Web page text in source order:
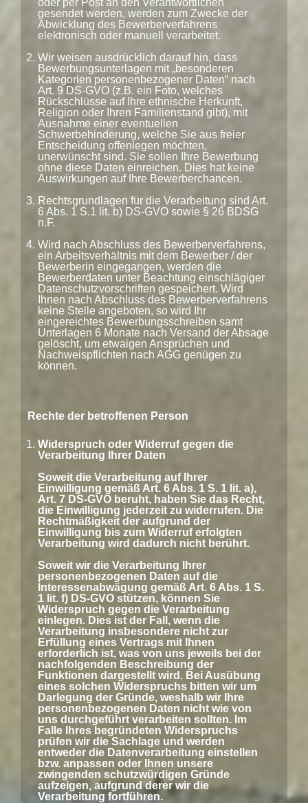
oder per Post an den Verantwortlichen
gesendet werden, werden zum Zwecke der
Abwicklung des Bewerberverfahrens
elektronisch oder manuell verarbeitet.
Wir weisen ausdrücklich darauf hin, dass
Bewerbungsunterlagen mit „besonderen
Kategorien personenbezogener Daten“ nach
Art. 9 DS-GVO (z.B. ein Foto, welches
Rückschlüsse auf Ihre ethnische Herkunft,
Religion oder Ihren Familienstand gibt), mit
Ausnahme einer eventuellen
Schwerbehinderung, welche Sie aus freier
Entscheidung offenlegen möchten,
unerwünscht sind. Sie sollen Ihre Bewerbung
ohne diese Daten einreichen. Dies hat keine
Auswirkungen auf Ihre Bewerberchancen.
Rechtsgrundlagen für die Verarbeitung sind Art.
6 Abs. 1 S.1 lit. b) DS-GVO sowie § 26 BDSG
n.F.
Wird nach Abschluss des Bewerberverfahrens,
ein Arbeitsverhältnis mit dem Bewerber / der
Bewerberin eingegangen, werden die
Bewerberdaten unter Beachtung einschlägiger
Datenschutzvorschriften gespeichert. Wird
Ihnen nach Abschluss des Bewerberverfahrens
keine Stelle angeboten, so wird Ihr
eingereichtes Bewerbungsschreiben samt
Unterlagen 6 Monate nach Versand der Absage
gelöscht, um etwaigen Ansprüchen und
Nachweispflichten nach AGG genügen zu
können.
Rechte der betroffenen Person
Widerspruch oder Widerruf gegen die
Verarbeitung Ihrer Daten
Soweit die Verarbeitung auf Ihrer
Einwilligung gemäß Art. 6 Abs. 1 S. 1 lit. a),
Art. 7 DS-GVO beruht, haben Sie das Recht,
die Einwilligung jederzeit zu widerrufen. Die
Rechtmäßigkeit der aufgrund der
Einwilligung bis zum Widerruf erfolgten
Verarbeitung wird dadurch nicht berührt.
Soweit wir die Verarbeitung Ihrer
personenbezogenen Daten auf die
Interessenabwägung gemäß Art. 6 Abs. 1 S.
1 lit. f) DS-GVO stützen, können Sie
Widerspruch gegen die Verarbeitung
einlegen. Dies ist der Fall, wenn die
Verarbeitung insbesondere nicht zur
Erfüllung eines Vertrags mit Ihnen
erforderlich ist, was von uns jeweils bei der
nachfolgenden Beschreibung der
Funktionen dargestellt wird. Bei Ausübung
eines solchen Widerspruchs bitten wir um
Darlegung der Gründe, weshalb wir Ihre
personenbezogenen Daten nicht wie von
uns durchgeführt verarbeiten sollten. Im
Falle Ihres begründeten Widerspruchs
prüfen wir die Sachlage und werden
entweder die Datenverarbeitung einstellen
bzw. anpassen oder Ihnen unsere
zwingenden schutzwürdigen Gründe
aufzeigen, aufgrund derer wir die
Verarbeitung fortführen.